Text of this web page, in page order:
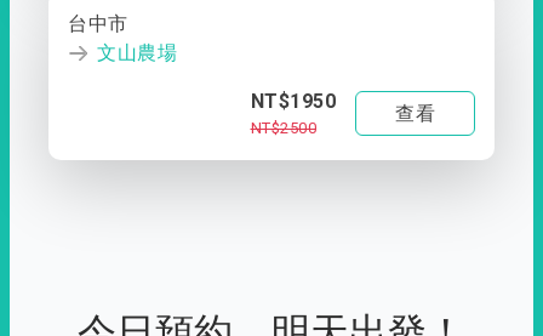
台中市
文山農場
NT$1950
NT$2500
查看